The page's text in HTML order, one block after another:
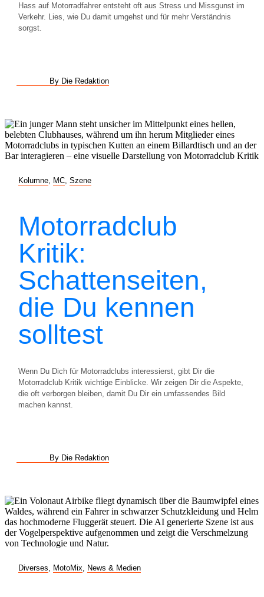
Hass auf Motorradfahrer entsteht oft aus Stress und Missgunst im
Verkehr. Lies, wie Du damit umgehst und für mehr Verständnis
sorgst.
By Die Redaktion
Kolumne MC Szene
Motorradclub
Kritik:
Schattenseiten,
die Du kennen
solltest
Wenn Du Dich für Motorradclubs interessierst, gibt Dir die
Motorradclub Kritik wichtige Einblicke. Wir zeigen Dir die Aspekte,
die oft verborgen bleiben, damit Du Dir ein umfassendes Bild
machen kannst.
By Die Redaktion
Diverses MotoMix News & Medien